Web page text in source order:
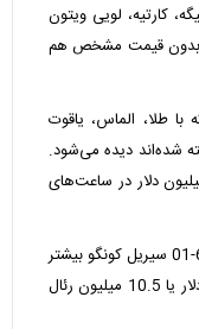
کارتیه، لویی ویتون
بدون قیمت مشخص هم
با طلا، الماس، یاقوت
شده‌اند دیده می‌شود.
و تیم ملی برزیل حدود 6.8 میلیون دلار در ساعت‌های
‫از گران‌ترین ساعت‌های او ریچارد میل آر ام 68-01 سیریل کونگو بیشتر
از همه به چشم می‌آید که حدود 2.1 میلیون دلار یا 10.5 میلیون رئال